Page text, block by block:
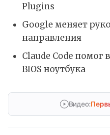
Plugins
Google меняет
направления
Claude Code помог
BIOS ноутбука
Видео: